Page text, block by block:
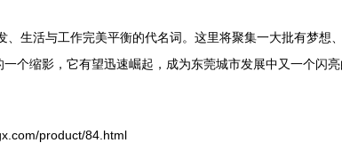
生活与工作完美平衡的代名词。这里将聚集一大批有梦想
个缩影，它有望迅速崛起，成为东莞城市发展中又一个闪
product/84.html